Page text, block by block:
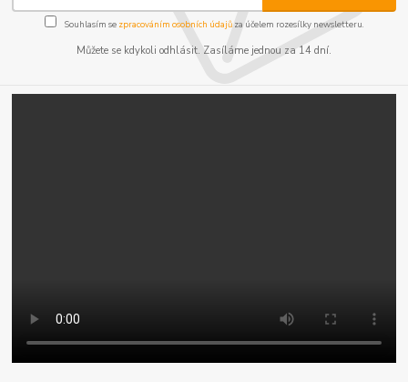
Souhlasím se zpracováním osobních údajůza účelem rozesílky newsletteru.
Můžete se kdykoli odhlásit. Zasíláme jednou za 14 dní.